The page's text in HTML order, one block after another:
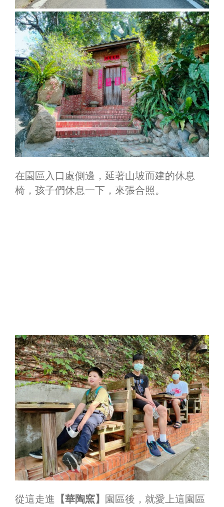
在園區入口處側邊，延著山坡而建的休息
椅，孩子們休息一下，來張合照。
從這走進 【華陶窯】 園區後，就愛上這園區